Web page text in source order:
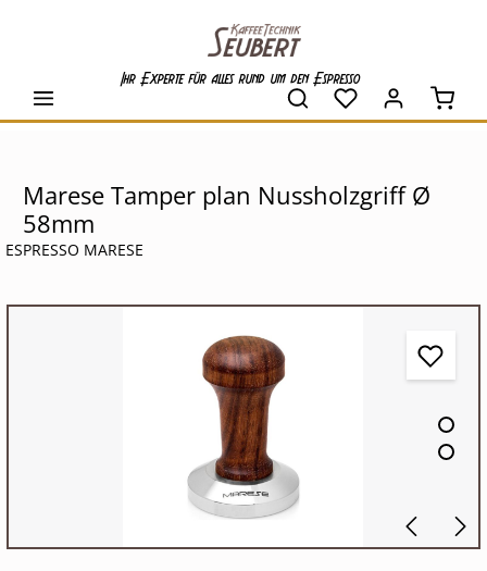
Ihr Experte für alles rund um den Espresso
Marese Tamper plan Nussholzgriff Ø
58mm
ESPRESSO MARESE